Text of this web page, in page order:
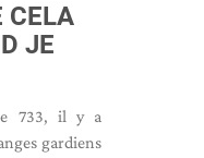
CELA
JE
733, il y a
gardiens